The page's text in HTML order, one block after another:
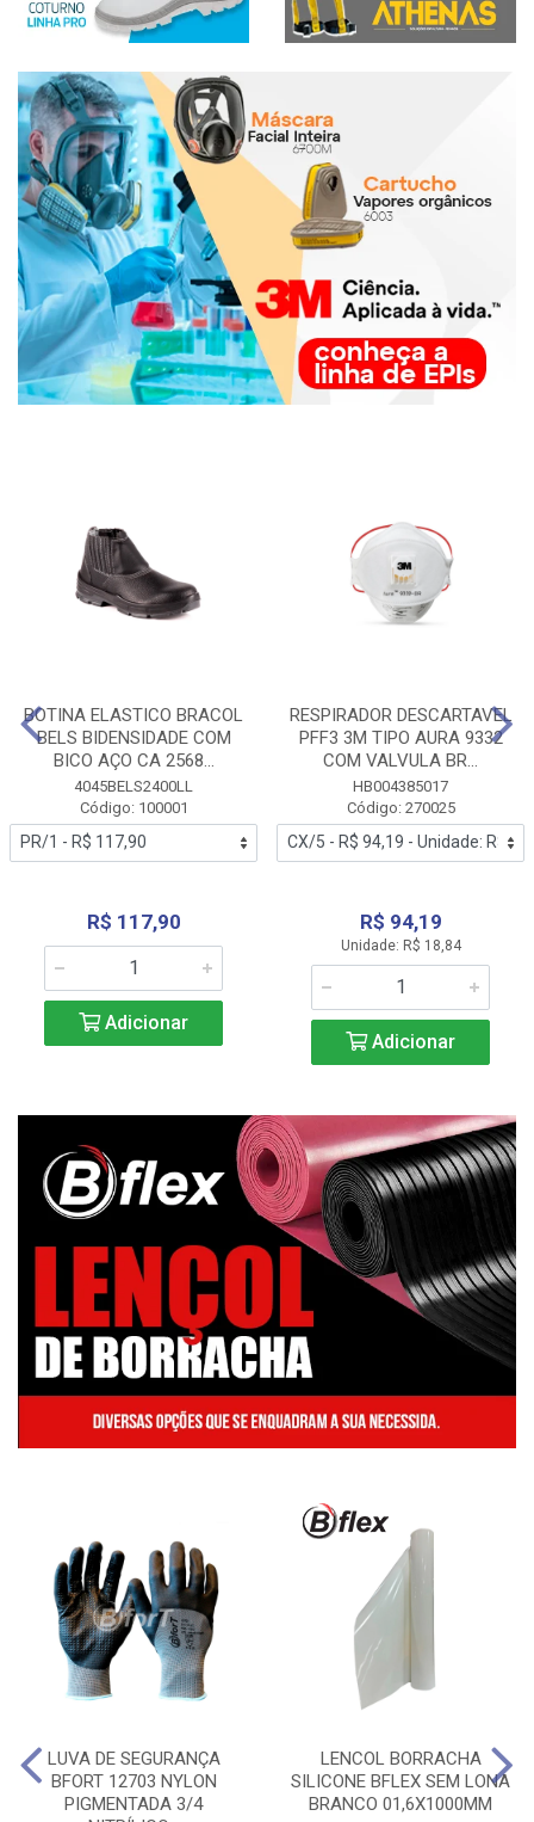
BOTINA ELASTICO BRACOL
BELS BIDENSIDADE COM
BICO AÇO CA 2568...
4045BELS2400LL
Código: 100001
R$ 117,90
Adicionar
RESPIRADOR DESCARTAVEL
PFF3 3M TIPO AURA 9332
COM VALVULA BR...
HB004385017
Código: 270025
R$ 94,19
Unidade: R$ 18,84
Adicionar
LUVA DE SEGURANÇA
BFORT 12703 NYLON
PIGMENTADA 3/4
LENCOL BORRACHA
SILICONE BFLEX SEM LONA
BRANCO 01,6X1000MM